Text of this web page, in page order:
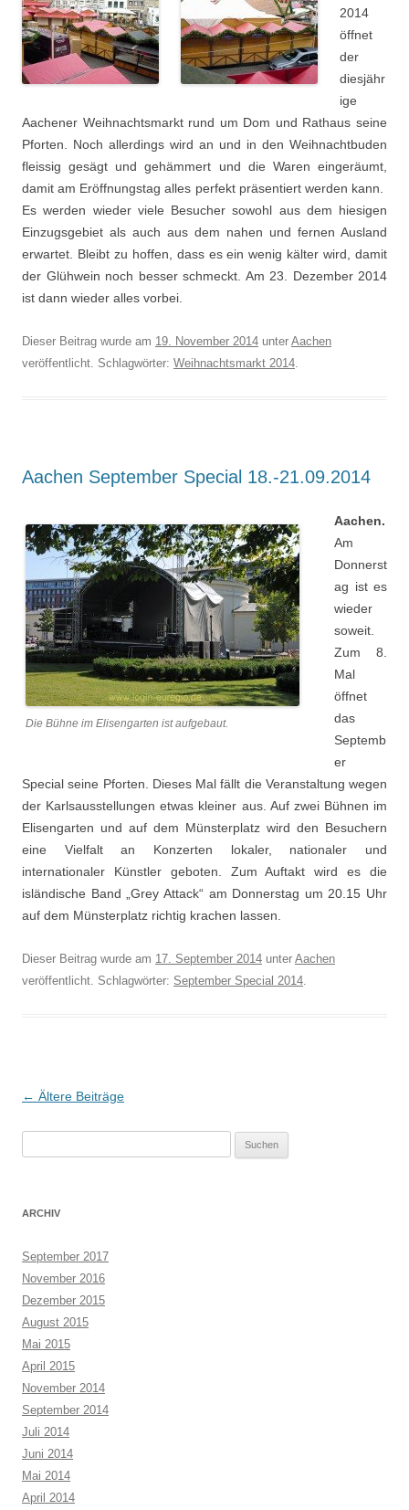
2014
öffnet
der
diesjähr
ige
Aachener Weihnachtsmarkt rund um Dom und Rathaus seine
Pforten. Noch allerdings wird an und in den Weihnachtbuden
fleissig gesägt und gehämmert und die Waren eingeräumt,
damit am Eröffnungstag alles perfekt präsentiert werden kann.
Es werden wieder viele Besucher sowohl aus dem hiesigen
Einzugsgebiet als auch aus dem nahen und fernen Ausland
erwartet. Bleibt zu hoffen, dass es ein wenig kälter wird, damit
der Glühwein noch besser schmeckt. Am 23. Dezember 2014
ist dann wieder alles vorbei.
Dieser Beitrag wurde am 19. November 2014 unter Aachen
veröffentlicht. Schlagwörter: Weihnachtsmarkt 2014.
Aachen September Special 18.-21.09.2014
Die Bühne im Elisengarten ist aufgebaut.
Aachen.
Am
Donnerst
ag ist es
wieder
soweit.
Zum 8.
Mal
öffnet
das
Septemb
er
Special seine Pforten. Dieses Mal fällt die Veranstaltung wegen
der Karlsausstellungen etwas kleiner aus. Auf zwei Bühnen im
Elisengarten und auf dem Münsterplatz wird den Besuchern
eine Vielfalt an Konzerten lokaler, nationaler und
internationaler Künstler geboten. Zum Auftakt wird es die
isländische Band „Grey Attack“ am Donnerstag um 20.15 Uhr
auf dem Münsterplatz richtig krachen lassen.
Dieser Beitrag wurde am 17. September 2014 unter Aachen
veröffentlicht. Schlagwörter: September Special 2014.
Beitragsnavigation
← Ältere Beiträge
ARCHIV
September 2017
November 2016
Dezember 2015
August 2015
Mai 2015
April 2015
November 2014
September 2014
Juli 2014
Juni 2014
Mai 2014
April 2014